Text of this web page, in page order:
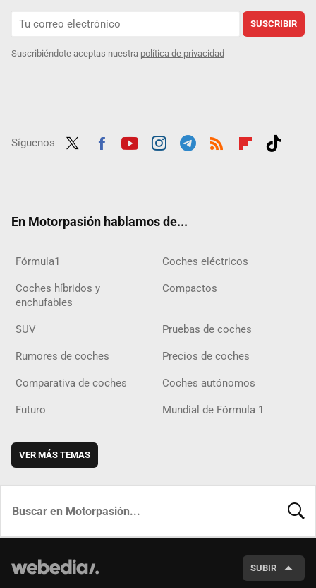
SUSCRIBIR
Suscribiéndote aceptas nuestra política de privacidad
Síguenos
En Motorpasión hablamos de...
Fórmula1 Coches eléctricos
Coches híbridos y
enchufables
Compactos
SUV Pruebas de coches
Rumores de coches Precios de coches
Comparativa de coches Coches autónomos
Futuro Mundial de Fórmula 1
VER MÁS TEMAS
SUBIR